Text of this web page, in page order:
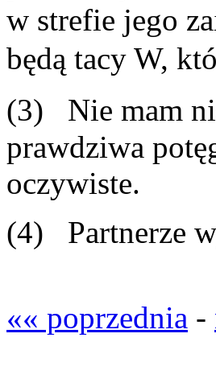
w strefie jego
będą tacy W,
(3) Nie mam
prawdziwa
oczywiste.
(4) Partnerze
«« poprzednia -